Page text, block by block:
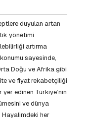
duyulan artan
yönetimi
artırma
sayesinde,
Doğu ve Afrika gibi
ve fiyat rekabetçiliği
edinen Türkiye’nin
ve dünya
Hayalimdeki her